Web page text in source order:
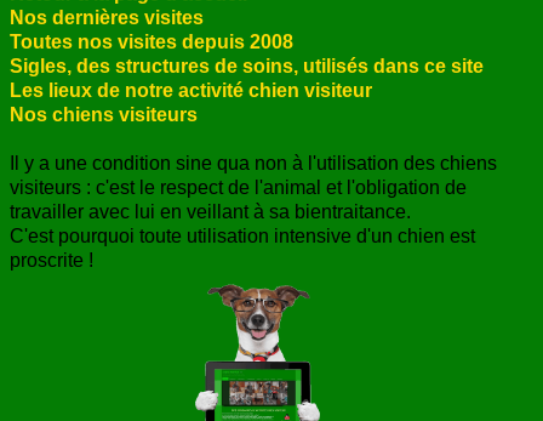
CONTACT
Nos dernières visites
Toutes nos visites depuis 2008
Sigles, des structures de soins, utilisés dans ce site
Les lieux de notre activité chien visiteur
Nos chiens visiteurs
Il y a une condition sine qua non à l'utilisation des chiens
visiteurs : c'est le respect de l'animal et l'obligation de
travailler avec lui en veillant à sa bientraitance.
C'est pourquoi toute utilisation intensive d'un chien est
proscrite !